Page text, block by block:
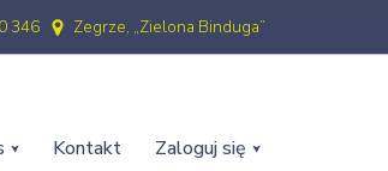
346 Zegrze, „Zielona Binduga”
Kontakt Zaloguj się